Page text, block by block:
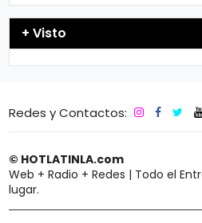
+ Visto
Redes y Contactos:
© HOTLATINLA.com
Web + Radio + Redes | Todo el
lugar.